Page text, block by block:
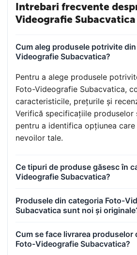
Intrebari frecvente
Videografie Subacvatica
Cum aleg produsele potrivite
Videografie Subacvatica?
Pentru a alege produsele
Foto-Videografie Subacvatica,
caracteristicile, prețurile și
Verifică specificațiile produselor
pentru a identifica opțiunea
nevoilor tale.
Ce tipuri de produse găsesc în
Videografie Subacvatica?
Produsele din categoria Foto-
Subacvatica sunt noi și
Cum se face livrarea produselor
Foto-Videografie Subacvatica?